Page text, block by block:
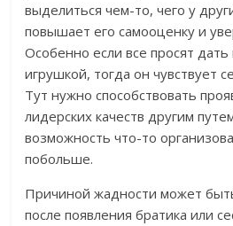
выделиться чем-то, чего у
повышает его самооценку и
Особенно если все просят дать
игрушкой, тогда он чувствует
Тут нужно способствовать
лидерских качеств другим
возможность что-то
побольше.
Причиной жадности может
после появления братика или